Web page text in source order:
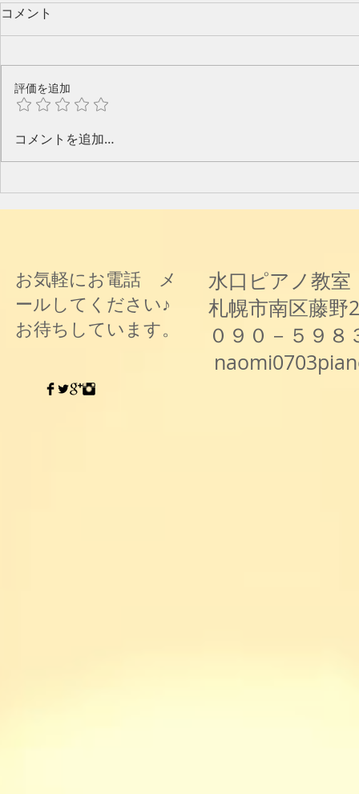
コメント
評価を追加
コメントを追加…
お気軽にお電話 メ
ールしてください♪
お待ちしています。
水口ピアノ教室
札幌市南区藤野
０９０－５９８